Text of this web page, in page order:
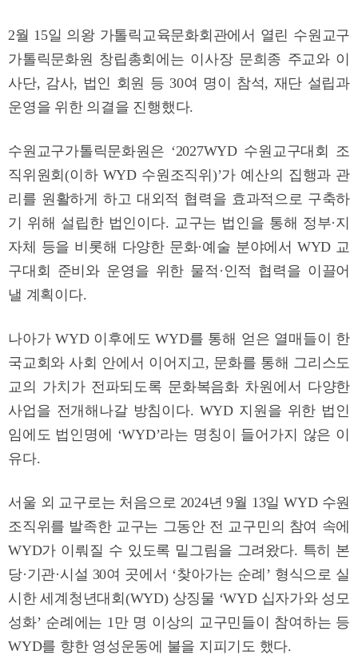
2월 15일 의왕 가톨릭교육문화회관에서 열린 수원교구
가톨릭문화원 창립총회에는 이사장 문희종 주교와 이
사단, 감사, 법인 회원 등 30여 명이 참석, 재단 설립과
운영을 위한 의결을 진행했다.
수원교구가톨릭문화원은 ‘2027WYD 수원교구대회 조
직위원회(이하 WYD 수원조직위)’가 예산의 집행과 관
리를 원활하게 하고 대외적 협력을 효과적으로 구축하
기 위해 설립한 법인이다. 교구는 법인을 통해 정부·지
자체 등을 비롯해 다양한 문화·예술 분야에서 WYD 교
구대회 준비와 운영을 위한 물적·인적 협력을 이끌어
낼 계획이다.
나아가 WYD 이후에도 WYD를 통해 얻은 열매들이 한
국교회와 사회 안에서 이어지고, 문화를 통해 그리스도
교의 가치가 전파되도록 문화복음화 차원에서 다양한
사업을 전개해나갈 방침이다. WYD 지원을 위한 법인
임에도 법인명에 ‘WYD’라는 명칭이 들어가지 않은 이
유다.
서울 외 교구로는 처음으로 2024년 9월 13일 WYD 수원
조직위를 발족한 교구는 그동안 전 교구민의 참여 속에
WYD가 이뤄질 수 있도록 밑그림을 그려왔다. 특히 본
당·기관·시설 30여 곳에서 ‘찾아가는 순례’ 형식으로 실
시한 세계청년대회(WYD) 상징물 ‘WYD 십자가와 성모
성화’ 순례에는 1만 명 이상의 교구민들이 참여하는 등
WYD를 향한 영성운동에 불을 지피기도 했다.